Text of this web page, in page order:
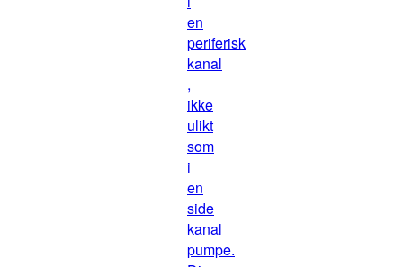
en
periferisk
kanal
,
ikke
ulikt
som
i
en
side
kanal
pumpe.